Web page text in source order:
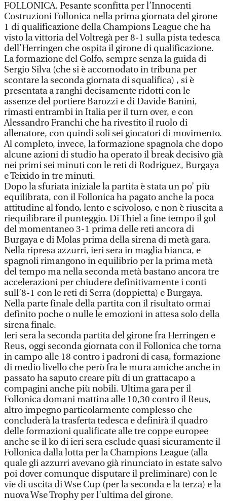
FOLLONICA. Pesante sconfitta per l’Innocenti
Costruzioni Follonica nella prima giornata del girone
1 di qualificazione della Champions League che ha
visto la vittoria del Voltregà per 8-1 sulla pista tedesca
dell’Herringen che ospita il girone di qualificazione.
La formazione del Golfo, sempre senza la guida di
Sergio Silva (che si è accomodato in tribuna per
scontare la seconda giornata di squalifica) , si è
presentata a ranghi decisamente ridotti con le
assenze del portiere Barozzi e di Davide Banini,
rimasti entrambi in Italia per il turn over, e con
Alessandro Franchi che ha rivestito il ruolo di
allenatore, con quindi soli sei giocatori di movimento.
Al completo, invece, la formazione spagnola che dopo
alcune azioni di studio ha operato il break decisivo già
nei primi sei minuti con le reti di Rodriguez, Burgaya
e Teixido in tre minuti.
Dopo la sfuriata iniziale la partita è stata un po’ più
equilibrata, con il Follonica ha pagato anche la poca
attitudine al fondo, lento e scivoloso, e non è riuscita a
riequilibrare il punteggio. Di Thiel a fine tempo il gol
del momentaneo 3-1 prima delle reti ancora di
Burgaya e di Molas prima della sirena di metà gara.
Nella ripresa azzurri, ieri sera in maglia bianca, e
spagnoli rimangono in equilibrio per la prima metà
del tempo ma nella seconda metà bastano ancora tre
accelerazioni per chiudere definitivamente i conti
sull’8-1 con le reti di Serra (doppietta) e Burgaya.
Nella parte finale della partita con il risultato ormai
definito poche o nulle le emozioni in attesa solo della
sirena finale.
Ieri sera la seconda partita del girone fra Herringen e
Reus, oggi seconda giornata con il Follonica che torna
in campo alle 18 contro i padroni di casa, formazione
di medio livello che però fra le mura amiche anche in
passato ha saputo creare più di un grattacapo a
compagini anche più nobili. Ultima gara per il
Follonica domani mattina alle 10,30 contro il Reus,
altro impegno particolarmente complesso che
concluderà la trasferta tedesca e definirà il quadro
delle formazioni qualificate alle tre coppe europee
anche se il ko di ieri sera esclude quasi sicuramente il
Follonica dalla lotta per la Champions League (alla
quale gli azzurri avevano già rinunciato in estate salvo
poi dover comunque disputare il preliminare) con le
vie di uscita di Wse Cup (per la seconda e la terza) e la
nuova Wse Trophy per l’ultima del girone.